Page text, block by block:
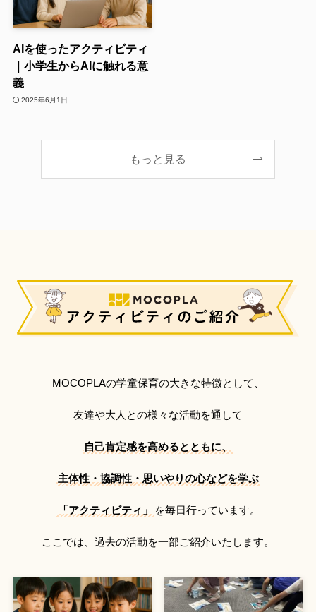
AIを使ったアクティビティ
｜小学生からAIに触れる意
義
2025年6月1日
もっと見る
MOCOPLAの学童保育の大きな特徴として、
友達や大人との様々な活動を通して
自己肯定感を高めるとともに、
主体性・協調性・思いやりの心などを学ぶ
「アクティビティ」 を毎日行っています。
ここでは、過去の活動を一部ご紹介いたします。